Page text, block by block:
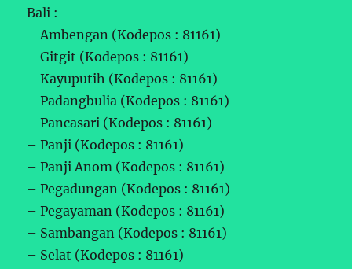
Bali :
– Ambengan (Kodepos : 81161)
– Gitgit (Kodepos : 81161)
– Kayuputih (Kodepos : 81161)
– Padangbulia (Kodepos : 81161)
– Pancasari (Kodepos : 81161)
– Panji (Kodepos : 81161)
– Panji Anom (Kodepos : 81161)
– Pegadungan (Kodepos : 81161)
– Pegayaman (Kodepos : 81161)
– Sambangan (Kodepos : 81161)
– Selat (Kodepos : 81161)